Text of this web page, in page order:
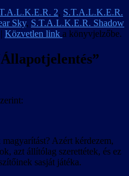
2, S.T.A.L.K.E.R.
Sky, S.T.A.L.K.E.R. Shadow
| Közvetlen link a könyvjelzőbe.
Állapotjelentés”
Azért kérdezem,
azt állítólag szerettétek, és ez
sasját játéka.